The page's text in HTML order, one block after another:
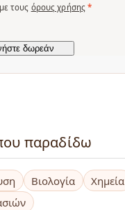
παραδίδω
Βιολογία
Χημεία
τους όρους χρήσης *